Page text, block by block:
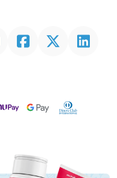
FacebookTwitter Linkedin
Google PayDiners Club